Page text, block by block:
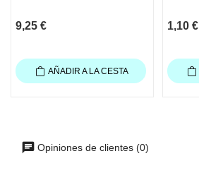
9,25 €
AÑADIR A LA CESTA
1,10 €
Opiniones de clientes (0)